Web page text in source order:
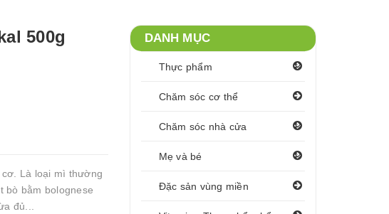
500g
Là loại mì thường
bò bằm bolognese
đủ...
DANH MỤC
Thực phẩm
Chăm sóc cơ thể
Chăm sóc nhà cửa
Mẹ và bé
Đặc sản vùng miền